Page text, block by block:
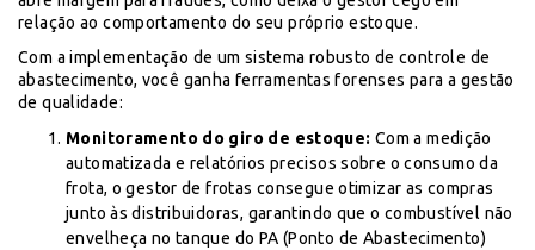
relação ao comportamento do seu próprio estoque.
Com a implementação de um sistema robusto de controle de
abastecimento, você ganha ferramentas forenses para a gestão
de qualidade:
Monitoramento do giro de estoque: Com a medição
automatizada e relatórios precisos sobre o consumo da
frota, o gestor de frotas consegue otimizar as compras
junto às distribuidoras, garantindo que o combustível não
envelheça no tanque do PA (Ponto de Abastecimento)